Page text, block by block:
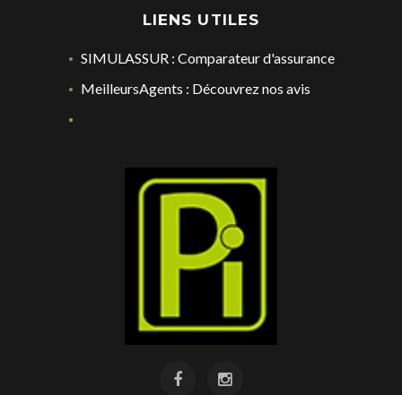
LIENS UTILES
SIMULASSUR : Comparateur d'assurance
MeilleursAgents : Découvrez nos avis